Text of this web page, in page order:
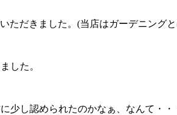
ただきました。(当店はガーデニン
した。
少し認められたのかなぁ、なんて・・